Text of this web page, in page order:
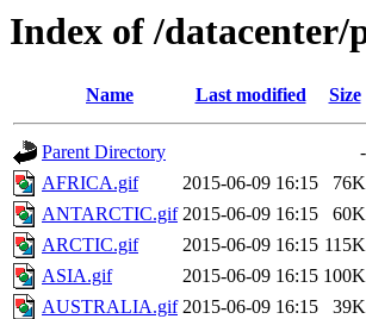
Index of /datacenter/
Name Last modified Size
Parent Directory
-
AFRICA.gif
2015-06-09 16:15
76K
ANTARCTIC.gif 2015-06-09 16:15
60K
ARCTIC.gif
2015-06-09 16:15 115K
ASIA.gif
2015-06-09 16:15 100K
AUSTRALIA.gif 2015-06-09 16:15
39K